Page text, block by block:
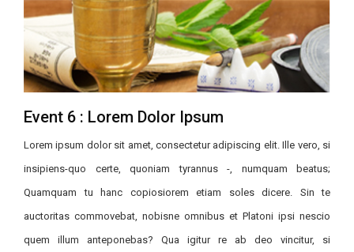
Event 6 : Lorem Dolor Ipsum
Lorem ipsum dolor sit amet, consectetur adipiscing elit. Ille vero, si
insipiens-quo certe, quoniam tyrannus -, numquam beatus;
Quamquam tu hanc copiosiorem etiam soles dicere. Sin te
auctoritas commovebat, nobisne omnibus et Platoni ipsi nescio
quem illum anteponebas? Qua igitur re ab deo vincitur, si